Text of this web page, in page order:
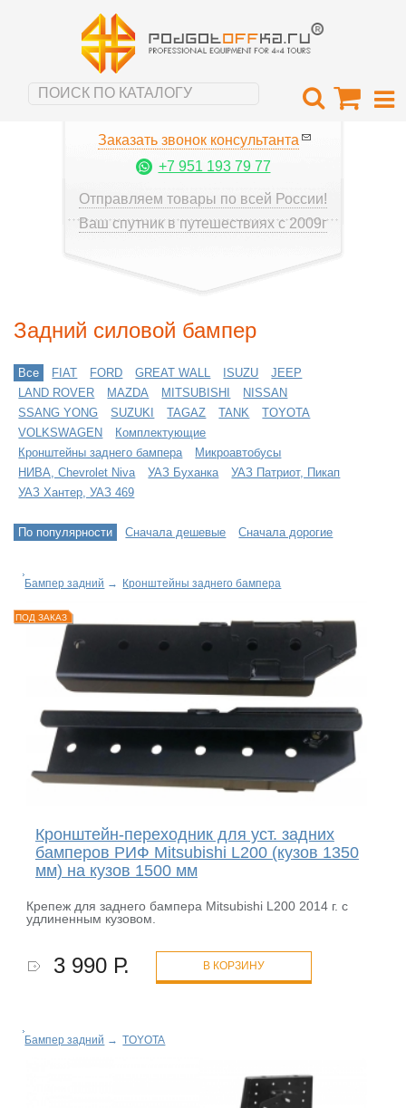
Заказать звонок консультанта
+7 951 193 79 77
Отправляем товары по всей России!
Ваш спутник в путешествиях с 2009г
Задний силовой бампер
Все FIAT FORD GREAT WALL ISUZU
JEEP
LAND ROVER
MAZDA MITSUBISHI
NISSAN
SSANG YONG
SUZUKI TAGAZ TANK
TOYOTA
VOLKSWAGEN
Комплектующие
Кронштейны заднего бампера
Микроавтобусы
НИВА, Chevrolet Niva
УАЗ Буханка
УАЗ Патриот, Пикап
УАЗ Хантер, УАЗ 469
По популярности Сначала дешевые Сначала дорогие
Бампер задний → Кронштейны заднего бампера
ПОД ЗАКАЗ
Кронштейн-переходник для уст. задних
бамперов РИФ Mitsubishi L200 (кузов 1350
мм) на кузов 1500 мм
Крепеж для заднего бампера Mitsubishi L200 2014 г. с
удлиненным кузовом.
3 990 Р. В КОРЗИНУ
Бампер задний → TOYOTA